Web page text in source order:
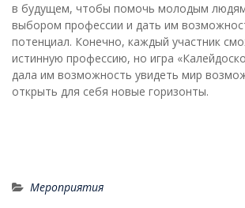
в будущем, чтобы помочь молодым
выбором профессии и дать им
потенциал. Конечно, каждый участник
истинную профессию, но игра
дала им возможность увидеть мир
открыть для себя новые горизонты.
Мероприятия